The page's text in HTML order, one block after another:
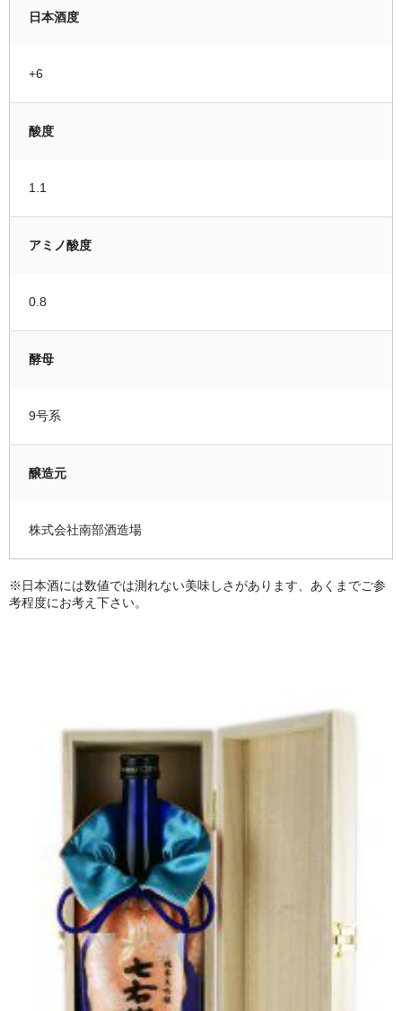
日本酒度
+6
酸度
1.1
アミノ酸度
0.8
酵母
9号系
醸造元
株式会社南部酒造場
※日本酒には数値では測れない美味しさがあります、あくまでご参
考程度にお考え下さい。